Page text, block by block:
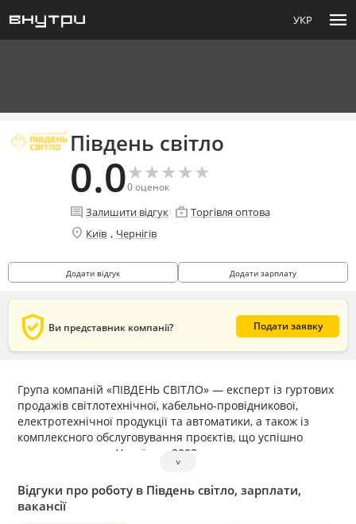
УКР menu
Південь світло
0.0★
★★
★★
★★
★★
★
0оценок
comment Залишити відгук enterprise Торгівля оптова
location_on Київ , Чернігів
Додати відгук Додати зарплату
verified_user Ви представник компанії? Подати заявку
Група компаній «ПІВДЕНЬ СВІТЛО» — експерт із гуртових
продажів світлотехнічної, кабельно-провідникової,
електротехнічної продукції та автоматики, а також із
комплексного обслуговування проєктів, що успішно
працює на ринку України з 2002 року.
Об’єднання виробників електротехнічної продукції та
кінцевого споживача, з метою налагодження тісних
˅
Відгуки про роботу в Південь світло, зарплати,
вакансії